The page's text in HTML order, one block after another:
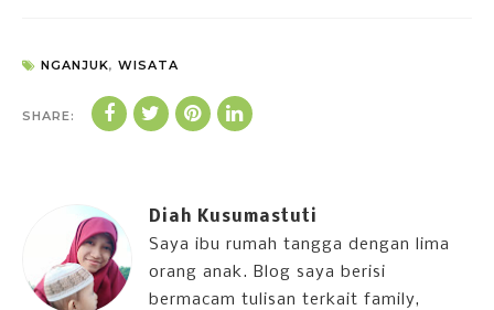
NGANJUK, WISATA
SHARE:
Diah Kusumastuti
Saya ibu rumah tangga dengan lima
orang anak. Blog saya berisi
bermacam tulisan terkait family,